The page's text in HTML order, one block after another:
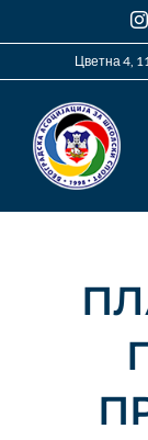
Цветна 4,